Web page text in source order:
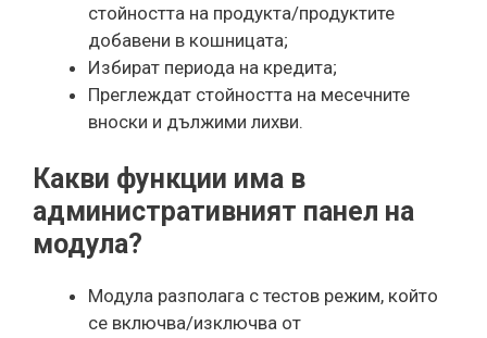
стойността на продукта/продуктите
добавени в кошницата;
Избират периода на кредита;
Преглеждат стойността на месечните
вноски и дължими лихви.
Какви функции има в
административният панел на
модула?
Модула разполага с тестов режим, който
се включва/изключва от